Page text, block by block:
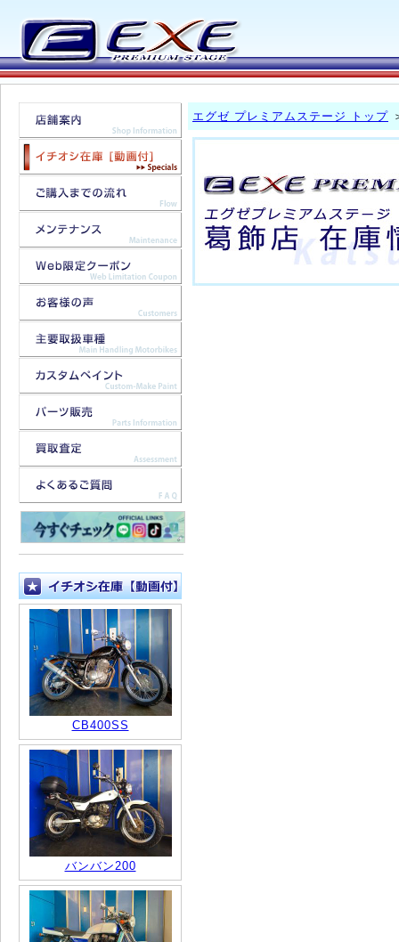
CB400SS
バンバン200
エグゼ プレミアムステージ トップ